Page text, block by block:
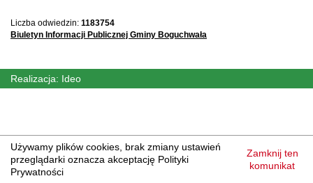
Używamy plików cookies , brak zmiany ustawień
przeglądarki oznacza akceptację Polityki
Prywatności
Zamknij ten
komunikat
Liczba odwiedzin: 1183754
Biuletyn Informacji Publicznej Gminy Boguchwała
Realizacja: Ideo